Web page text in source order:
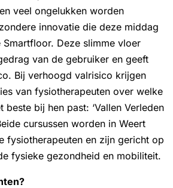
veel ongelukken worden
innovatie die deze middag
Deze slimme vloer
van de gebruiker en geeft
Bij verhoogd valrisico krijgen
van fysiotherapeuten over welke
beste bij hen past: ‘Vallen Verleden
cursussen worden in Weert
fysiotherapeuten en zijn gericht op
fysieke gezondheid en mobiliteit.